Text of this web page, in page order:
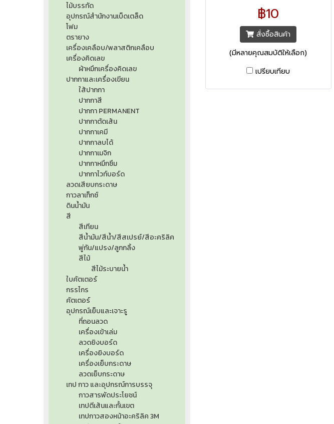
฿10
สั่งซื้อสินค้า
(มีหลายคุณสมบัติให้เลือก)
เปรียบเทียบ
ไม้บรรทัด
อุปกรณ์สำนักงานเบ็ดเตล็ด
โฟม
ตรายาง
เครื่องเคลือบ/พลาสติกเคลือบ
เครื่องคิดเลข
ผ้าหมึกเครื่องคิดเลข
ปากกาและเครื่องเขียน
ใส้ปากกา
ปากกาสี
ปากกา PERMANENT
ปากกาตัดเส้น
ปากกาเคมี
ปากกาลบได้
ปากกาเมจิก
ปากกาหมึกซึม
ปากกาไวท์บอร์ด
ลวดเสียบกระดาษ
กาวลาเท็กซ์
ดินน้ำมัน
สี
สีเทียน
สีน้ำมัน/สีน้ำ/สีสเปรย์/สีอะคริลิค
พู่กัน/แปรง/ลูกกลิ้ง
สีไม้
สีไม้ระบายน้ำ
ใบคัตเตอร์
กรรไกร
คัตเตอร์
อุปกรณ์เย็บและเจาะรู
ที่ถอนลวด
เครื่องเข้าเล่ม
ลวดยิงบอร์ด
เครื่องยิงบอร์ด
เครื่องเย็บกระดาษ
ลวดเย็บกระดาษ
เทป กาว และอุปกรณ์การบรรจุ
กาวสารพัดประโยชน์
เทปตีเส้นและกั้นเขต
เทปกาวสองหน้าอะคริลิค 3M